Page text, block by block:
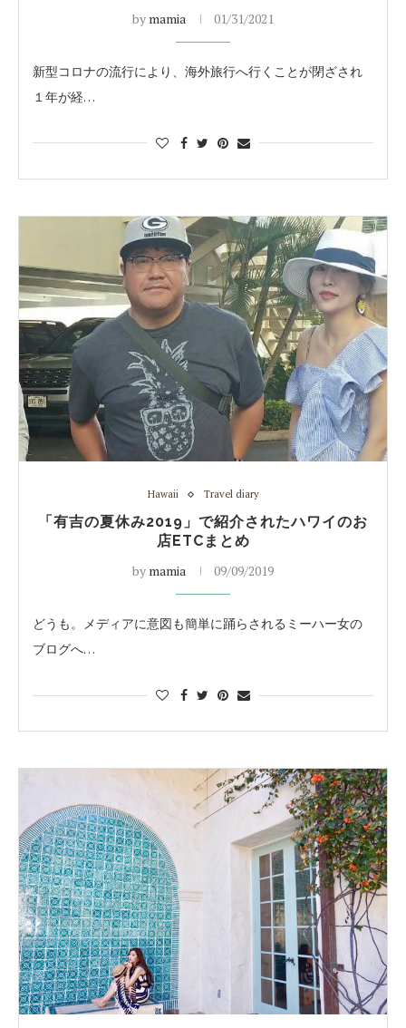
by mamia 01/31/2021
新型コロナの流行により、海外旅行へ行くことが閉ざされ
１年が経…
Hawaii Travel diary
「有吉の夏休み2019」で紹介されたハワイのお
店ETCまとめ
by mamia 09/09/2019
どうも。メディアに意図も簡単に踊らされるミーハー女の
ブログへ…